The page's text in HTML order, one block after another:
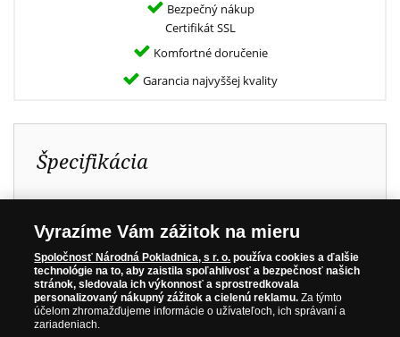
Bezpečný nákup
Certifikát SSL
Komfortné doručenie
Garancia najvyššej kvality
Špecifikácia
minimálne 585/1000
Priemer:
Rôzne
Hmotnosť:
Rôzne & Au minimálne
0,50 g
Kvalita:
Vyrazíme Vám zážitok na mieru
Spoločnosť Národná Pokladnica, s r. o. používa cookies a ďalšie
technológie na to, aby zaistila spoľahlivosť a bezpečnosť našich
stránok, sledovala ich výkonnosť a sprostredkovala
personalizovaný nákupný zážitok a cielenú reklamu. Za týmto
účelom zhromažďujeme informácie o užívateľoch, ich správaní a
zariadeniach.